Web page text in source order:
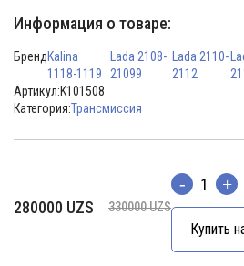
Информация о товаре:
БрендKalina
1118-1119
Lada 2108-
21099
Lada 2110-
2112
Артикул:K101508
Категория:Трансмиссия
330000UZS
Первоначальная
280000 UZS
Текущая
Количество
Купить